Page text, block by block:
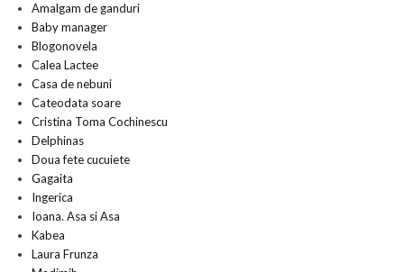
Amalgam de ganduri
Baby manager
Blogonovela
Calea Lactee
Casa de nebuni
Cateodata soare
Cristina Toma Cochinescu
Delphinas
Doua fete cucuiete
Gagaita
Ingerica
Ioana. Asa si Asa
Kabea
Laura Frunza